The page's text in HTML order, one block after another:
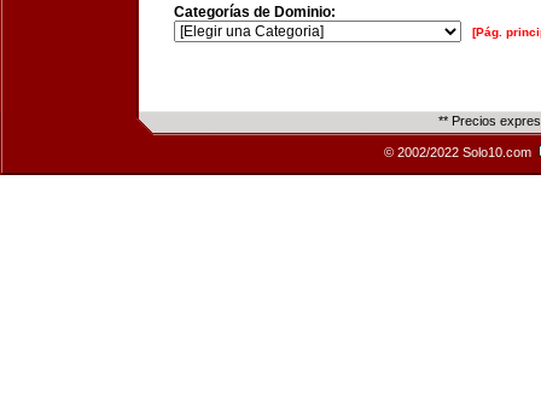
Categorías de Dominio:
[Pág.
** Precios
© 2002/2022 Solo10.com